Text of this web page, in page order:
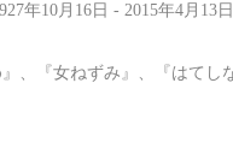
年10月16日 - 2015年4月
、『女ねずみ』、『はてし